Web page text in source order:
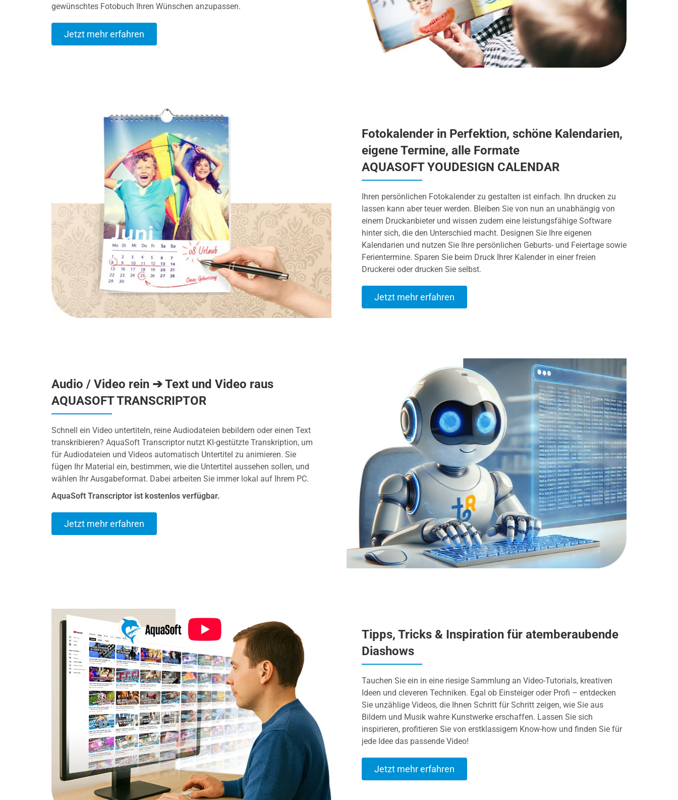
gewünschtes Fotobuch Ihren Wünschen anzupassen.
Jetzt mehr erfahren
Fotokalender in Perfektion, schöne Kalendarien,
eigene Termine, alle Formate
AQUASOFT YOUDESIGN CALENDAR
Ihren persönlichen Fotokalender zu gestalten ist einfach. Ihn drucken zu
lassen kann aber teuer werden. Bleiben Sie von nun an unabhängig von
einem Druckanbieter und wissen zudem eine leistungsfähige Software
hinter sich, die den Unterschied macht. Designen Sie Ihre eigenen
Kalendarien und nutzen Sie Ihre persönlichen Geburts- und Feiertage sowie
Ferientermine. Sparen Sie beim Druck Ihrer Kalender in einer freien
Druckerei oder drucken Sie selbst.
Jetzt mehr erfahren
Audio / Video rein ➔ Text und Video raus
AQUASOFT TRANSCRIPTOR
Schnell ein Video untertiteln, reine Audiodateien bebildern oder einen Text
transkribieren? AquaSoft Transcriptor nutzt KI-gestützte Transkription, um
für Audiodateien und Videos automatisch Untertitel zu animieren. Sie
fügen Ihr Material ein, bestimmen, wie die Untertitel aussehen sollen, und
wählen Ihr Ausgabeformat. Dabei arbeiten Sie immer lokal auf Ihrem PC.
AquaSoft Transcriptor ist kostenlos verfügbar.
Jetzt mehr erfahren
Tipps, Tricks & Inspiration für atemberaubende
Diashows
Tauchen Sie ein in eine riesige Sammlung an Video-Tutorials, kreativen
Ideen und cleveren Techniken. Egal ob Einsteiger oder Profi – entdecken
Sie unzählige Videos, die Ihnen Schritt für Schritt zeigen, wie Sie aus
Bildern und Musik wahre Kunstwerke erschaffen. Lassen Sie sich
inspirieren, profitieren Sie von erstklassigem Know-how und finden Sie für
jede Idee das passende Video!
Jetzt mehr erfahren